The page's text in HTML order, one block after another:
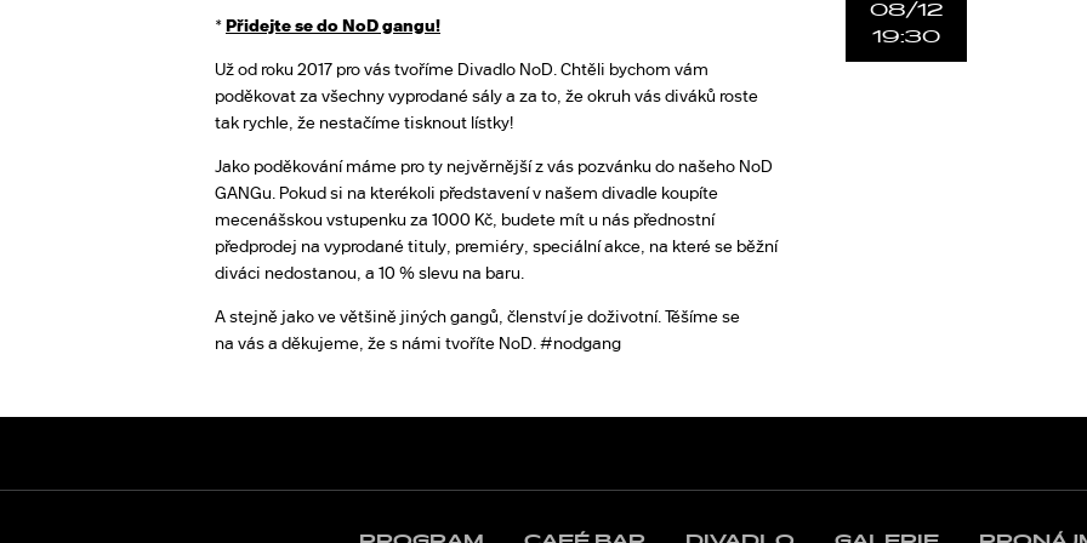
*Přidejte se do NoD gangu!
Už od roku 2017 pro vás tvoříme Divadlo NoD. Chtěli bychom vám
poděkovat za všechny vyprodané sály a za to, že okruh vás diváků roste
tak rychle, že nestačíme tisknout lístky!
Jako poděkování máme pro ty nejvěrnější z vás pozvánku do našeho NoD
GANGu. Pokud si na kterékoli představení v našem divadle koupíte
mecenášskou vstupenku za 1000 Kč, budete mít u nás přednostní
předprodej na vyprodané tituly, premiéry, speciální akce, na které se běžní
diváci nedostanou, a 10 % slevu na baru.
A stejně jako ve většině jiných gangů, členství je doživotní. Těšíme se
na vás a děkujeme, že s námi tvoříte NoD. #nodgang
08/12
19:30